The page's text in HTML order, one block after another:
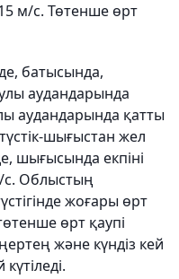
м/с. Төтенше өрт
батысында,
аудандарында
аудандарында қатты
шығыстан жел
шығысында екпіні
с. Облыстың
жоғары өрт
өрт қаупі
және күндіз кей